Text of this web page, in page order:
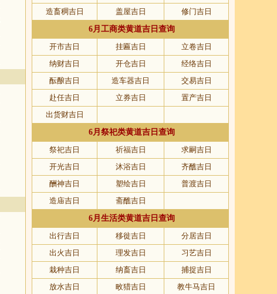
造畜稠吉日
盖屋吉日
修门吉日
6月工商类黄道吉日查询
开市吉日
挂匾吉日
立卷吉日
纳财吉日
开仓吉日
经络吉日
酝酿吉日
造车器吉日
交易吉日
赴任吉日
立券吉日
置产吉日
出货财吉日
6月祭祀类黄道吉日查询
祭祀吉日
祈福吉日
求嗣吉日
开光吉日
沐浴吉日
齐醮吉日
酬神吉日
塑绘吉日
普渡吉日
造庙吉日
斋醮吉日
6月生活类黄道吉日查询
出行吉日
移徙吉日
分居吉日
出火吉日
理发吉日
习艺吉日
栽种吉日
纳畜吉日
捕捉吉日
放水吉日
畋猎吉日
教牛马吉日